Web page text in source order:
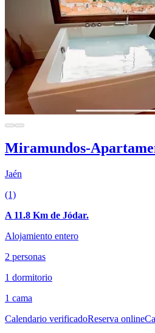
Miramundos-
Jaén
(1)
A 11.8 Km de Jódar.
Alojamiento entero
2 personas
1 dormitorio
1 cama
Calendario verificadoReserva online